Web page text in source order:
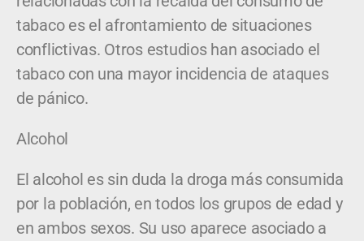
tabaco es el afrontamiento de situaciones
conflictivas. Otros estudios han asociado el
tabaco con una mayor incidencia de ataques
de pánico.
Alcohol
El alcohol es sin duda la droga más consumida
por la población, en todos los grupos de edad y
en ambos sexos. Su uso aparece asociado a